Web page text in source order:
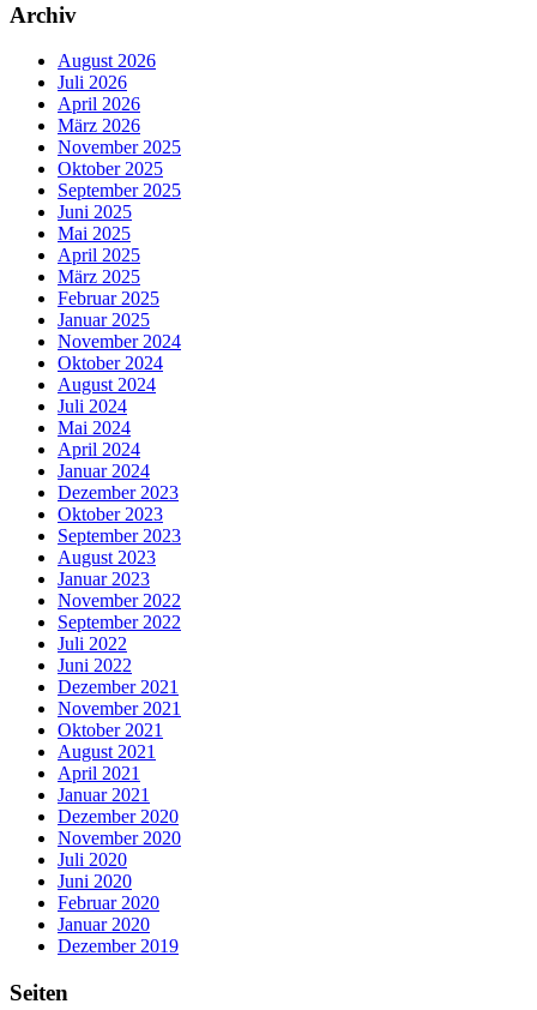
Archiv
August 2026
Juli 2026
April 2026
März 2026
November 2025
Oktober 2025
September 2025
Juni 2025
Mai 2025
April 2025
März 2025
Februar 2025
Januar 2025
November 2024
Oktober 2024
August 2024
Juli 2024
Mai 2024
April 2024
Januar 2024
Dezember 2023
Oktober 2023
September 2023
August 2023
Januar 2023
November 2022
September 2022
Juli 2022
Juni 2022
Dezember 2021
November 2021
Oktober 2021
August 2021
April 2021
Januar 2021
Dezember 2020
November 2020
Juli 2020
Juni 2020
Februar 2020
Januar 2020
Dezember 2019
Seiten